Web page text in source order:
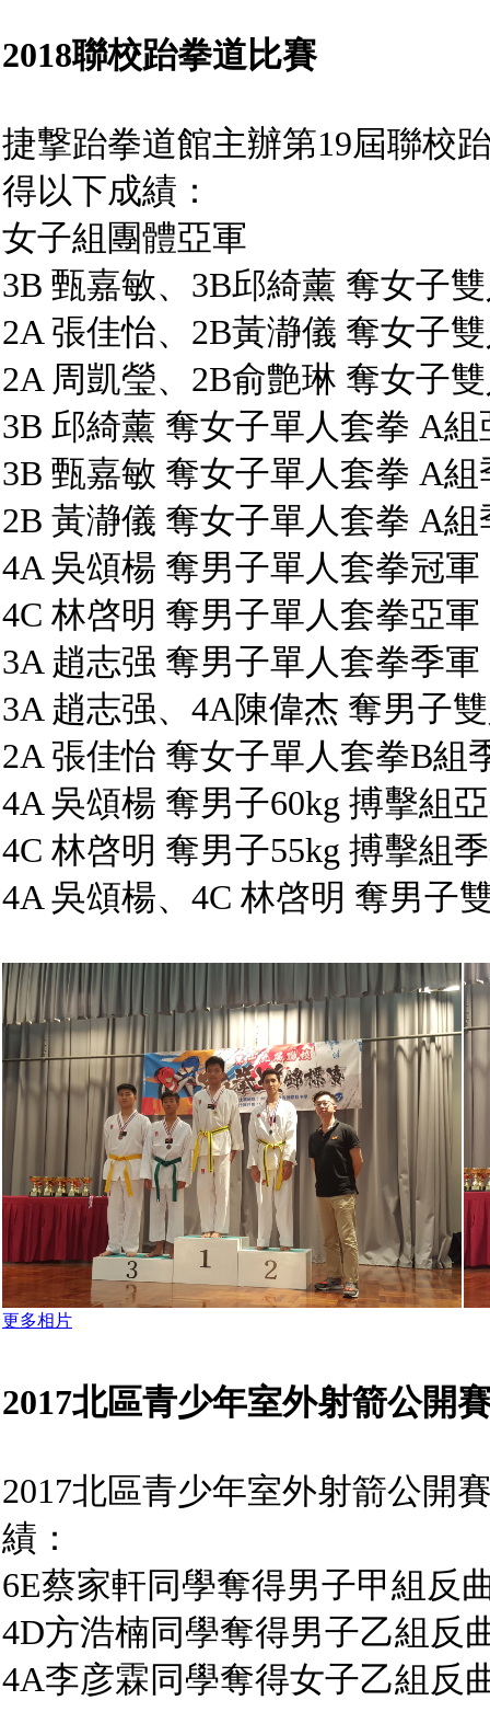
2018聯校跆拳道比賽
捷撃跆拳道館主辦第19屆聯校
得以下成績：
女子組團體亞軍
3B 甄嘉敏、3B邱綺薰 奪女子
2A 張佳怡、2B黃瀞儀 奪女子
2A 周凱瑩、2B俞艶琳 奪女子
3B 邱綺薰 奪女子單人套拳 A組
3B 甄嘉敏 奪女子單人套拳 A組
2B 黃瀞儀 奪女子單人套拳 A組
4A 吳頌楊 奪男子單人套拳冠軍
4C 林啓明 奪男子單人套拳亞軍
3A 趙志强 奪男子單人套拳季軍
3A 趙志强、4A陳偉杰 奪男子
2A 張佳怡 奪女子單人套拳B組
4A 吳頌楊 奪男子60kg 搏擊組
4C 林啓明 奪男子55kg 搏擊組
4A 吳頌楊、4C 林啓明 奪男子
更多相片
2017北區青少年室外射箭公開
2017北區青少年室外射箭公開
績：
6E蔡家軒同學奪得男子甲組反
4D方浩楠同學奪得男子乙組反
4A李彦霖同學奪得女子乙組反